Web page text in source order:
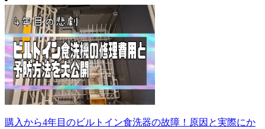
購入から4年目のビルトイン食洗器の故障！原因と実際にか